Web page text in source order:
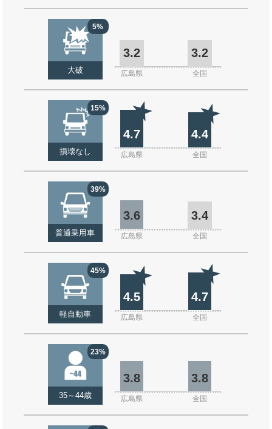
5%
大破
3.2 3.2
広島県 全国
15%
損壊なし
4.7 4.4
広島県 全国
39%
普通乗用車
3.6 3.4
広島県 全国
45%
軽自動車
4.5 4.7
広島県 全国
23%
35～44歳
3.8 3.8
広島県 全国